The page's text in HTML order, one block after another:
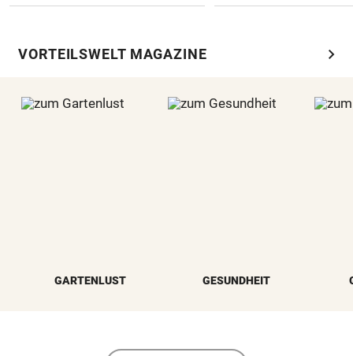
VORTEILSWELT MAGAZINE chevron_right
GARTENLUST GESUNDHEIT